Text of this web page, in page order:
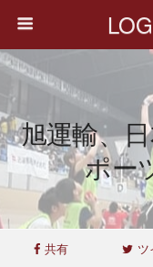
旭運輸、
ポー
共有 ツ